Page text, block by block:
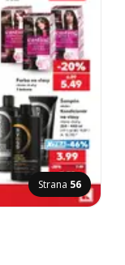
Strana 56